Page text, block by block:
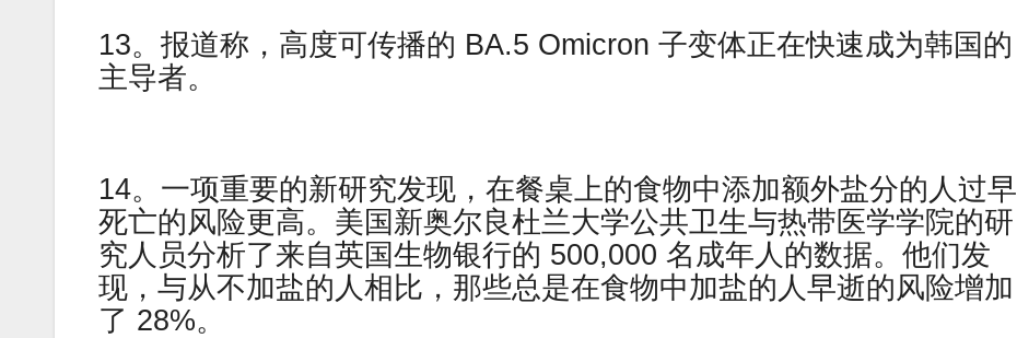
13。报道称，高度可传播的 BA.5 Omicron 子变体正在快速成为韩国的
主导者。
14。一项重要的新研究发现，在餐桌上的食物中添加额外盐分的人过早
死亡的风险更高。美国新奥尔良杜兰大学公共卫生与热带医学学院的研
究人员分析了来自英国生物银行的 500,000 名成年人的数据。他们发
现，与从不加盐的人相比，那些总是在食物中加盐的人早逝的风险增加
了 28%。